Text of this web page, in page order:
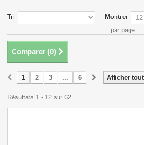
Tri
Montrer
par page
Comparer (0)
Afficher tout
1 2 3 ... 6
Résultats 1 - 12 sur 62.